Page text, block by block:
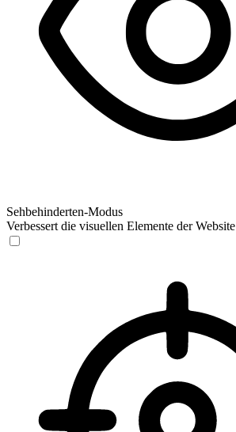
Sehbehinderten-Modus
Verbessert die visuellen Elemente der Website